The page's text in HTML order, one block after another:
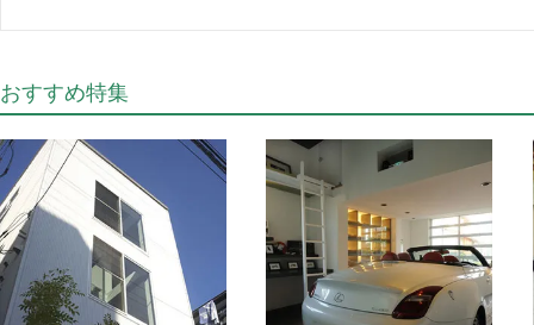
おすすめ特集